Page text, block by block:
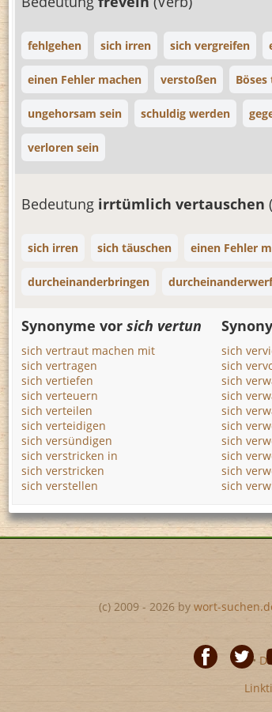
fehlgehen sich irren sich vergreifen
einen Fehler machen verstoßen
ungehorsam sein schuldig werden
verloren sein
Bedeutung irrtümlich vertauschen
sich irren sich täuschen einen Fehler
durcheinanderbringen
Synonyme vor sich vertun
sich vertraut machen mit
sich vertragen
sich vertiefen
sich verteuern
sich verteilen
sich verteidigen
sich versündigen
sich verstricken in
sich verstricken
sich verstellen
sich
sich
sich
sich
sich
sich
sich
sich
sich
sich
(c) 2009 - 2026 by wort-
•
Twitter